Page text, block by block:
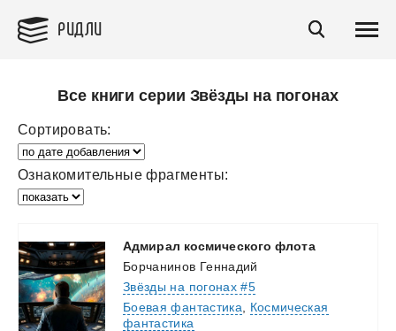
РИДЛИ
Все книги серии Звёзды на погонах
Сортировать:
Ознакомительные фрагменты:
Адмирал космического флота
Борчанинов Геннадий
Звёзды на погонах #5
Боевая фантастика
Космическая
фантастика